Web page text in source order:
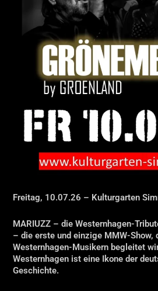
Freitag, 10.07.26 – Kulturgarten
MARIUZZ – die Westernhagen-
– die erste und einzige MMW-Show,
Westernhagen-Musikern begleitet
Westernhagen ist eine Ikone der
Geschichte.